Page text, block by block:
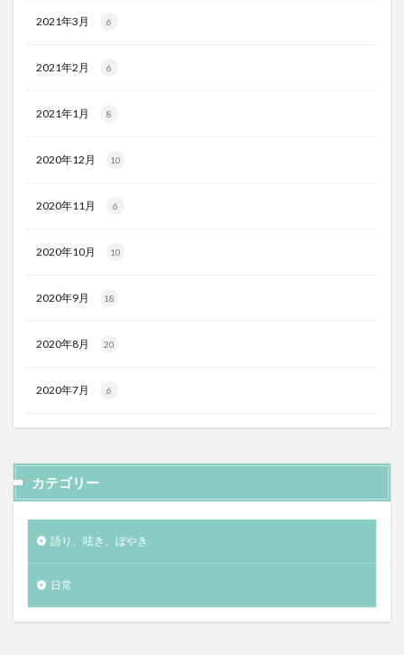
2021年3月 6
2021年2月 6
2021年1月 8
2020年12月 10
2020年11月 6
2020年10月 10
2020年9月 18
2020年8月 20
2020年7月 6
カテゴリー
語り、呟き、ぼやき
日常